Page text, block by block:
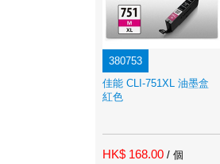
380753
佳能 CLI-751XL 油墨盒
紅色
HK$ 168.00 / 個